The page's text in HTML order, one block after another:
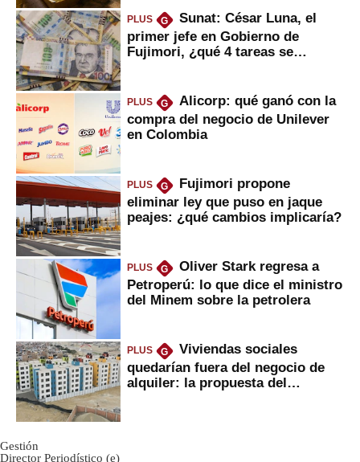
PLUS G
Sunat: César Luna, el
primer jefe en Gobierno de
Fujimori, ¿qué 4 tareas se
PLUS G
Alicorp: qué ganó con la
compra del negocio de Unilever
en Colombia
PLUS G
Fujimori propone
eliminar ley que puso en jaque
peajes: ¿qué cambios implicaría?
PLUS G
Oliver Stark regresa a
Petroperú: lo que dice el ministro
del Minem sobre la petrolera
PLUS G
Viviendas sociales
quedarían fuera del negocio de
alquiler: la propuesta del
Gestión
Director Periodístico (e)